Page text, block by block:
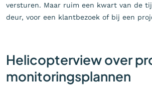
versturen. Maar ruim een kwart van de
deur, voor een klantbezoek of bij een
Helicopterview over
monitoringsplannen